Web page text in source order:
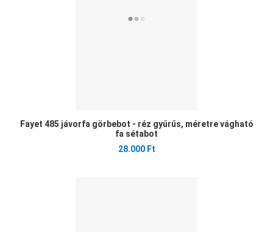
Fayet 485 jávorfa görbebot - réz gyűrűs, méretre vágható
fa sétabot
28.000 Ft